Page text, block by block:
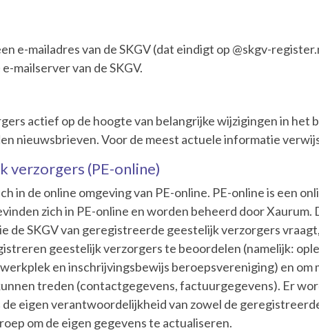
e-mailadres van de SKGV (dat eindigt op @skgv-
mailserver van de SKGV.
actief op de hoogte van belangrijke wijzigingen in het
nieuwsbrieven. Voor de meest actuele informatie
verzorgers (PE-online)
in de online omgeving van PE-online. PE-online is een
zich in PE-online en worden beheerd door Xaurum.
de SKGV van geregistreerde geestelijk verzorgers
geestelijk verzorgers te beoordelen (namelijk:
en inschrijvingsbewijs beroepsvereniging) en
treden (contactgegevens, factuurgegevens). Er
eigen verantwoordelijkheid van zowel de
om de eigen gegevens te actualiseren.